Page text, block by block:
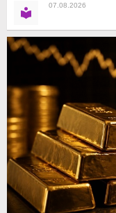
07.08.2026